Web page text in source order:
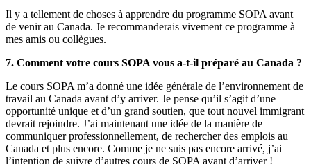
Il y a tellement de choses à apprendre du programme SOPA avant
de venir au Canada. Je recommanderais vivement ce programme à
mes amis ou collègues.
7. Comment votre cours SOPA vous a-t-il préparé au Canada ?
Le cours SOPA m’a donné une idée générale de l’environnement de
travail au Canada avant d’y arriver. Je pense qu’il s’agit d’une
opportunité unique et d’un grand soutien, que tout nouvel immigrant
devrait rejoindre. J’ai maintenant une idée de la manière de
communiquer professionnellement, de rechercher des emplois au
Canada et plus encore. Comme je ne suis pas encore arrivé, j’ai
l’intention de suivre d’autres cours de SOPA avant d’arriver !